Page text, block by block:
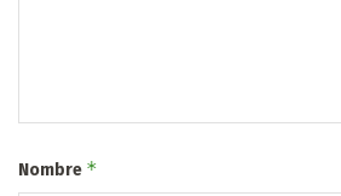
Nombre *